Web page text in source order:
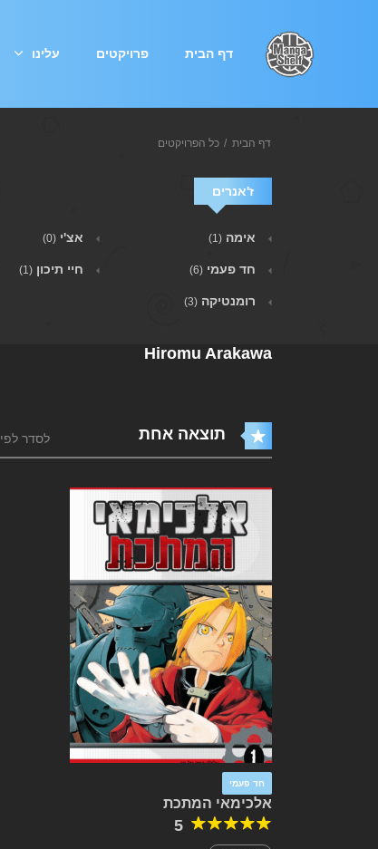
דף הבית פרויקטים עלינו
דף הבית כל הפרויקטים
ז'אנרים
אימה (1) אצ'י (0)
חד פעמי (6) חיי תיכון (1)
רומנטיקה (3)
Hiromu Arakawa
תוצאה אחת לסדר לפי
חד פעמי
אלכימאי המתכת
5